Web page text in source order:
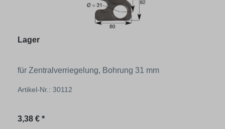
Lager
für Zentralverriegelung, Bohrung 31 mm
Artikel-Nr.: 30112
Regulärer Preis:
3,38 € *